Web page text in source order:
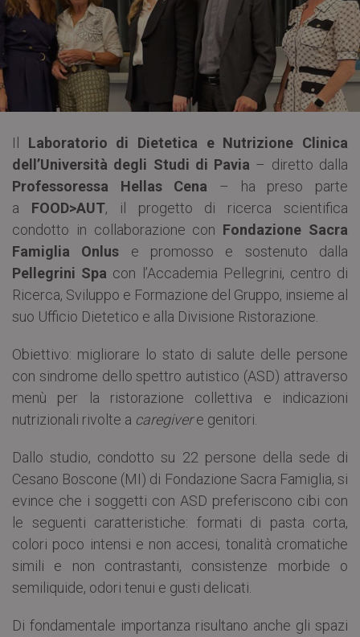
Il Laboratorio di Dietetica e Nutrizione Clinica
dell’Università degli Studi di Pavia – diretto dalla
Professoressa Hellas Cena – ha preso parte
a FOOD>AUT, il progetto di ricerca scientifica
condotto in collaborazione con Fondazione Sacra
Famiglia Onlus e promosso e sostenuto dalla
Pellegrini Spa con l’Accademia Pellegrini, centro di
Ricerca, Sviluppo e Formazione del Gruppo, insieme al
suo Ufficio Dietetico e alla Divisione Ristorazione.
Obiettivo: migliorare lo stato di salute delle persone
con sindrome dello spettro autistico (ASD) attraverso
menù per la ristorazione collettiva e indicazioni
nutrizionali rivolte a caregivere genitori.
Dallo studio, condotto su 22 persone della sede di
Cesano Boscone (MI) di Fondazione Sacra Famiglia, si
evince che i soggetti con ASD preferiscono cibi con
le seguenti caratteristiche: formati di pasta corta,
colori poco intensi e non accesi, tonalità cromatiche
simili e non contrastanti, consistenze morbide o
semiliquide, odori tenui e gusti delicati.
Di fondamentale importanza risultano anche gli spazi